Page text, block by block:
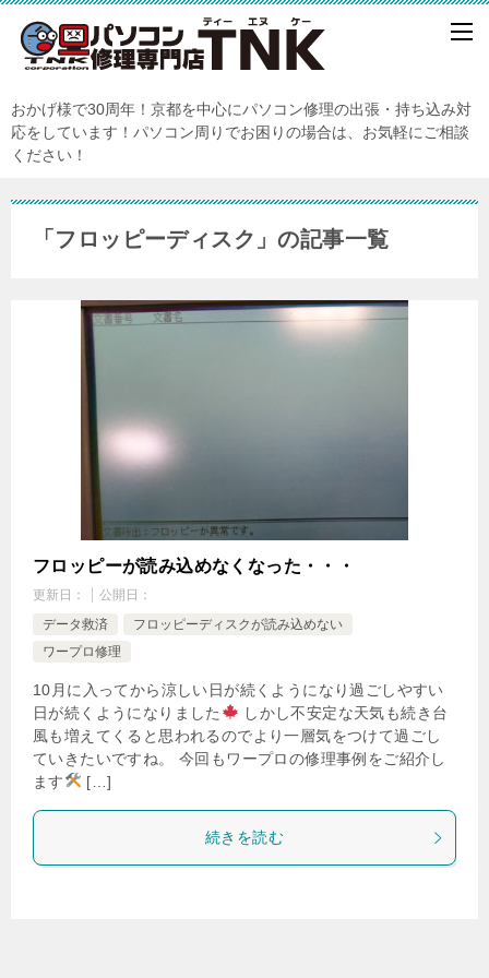
おかげ様で30周年！京都を中心にパソコン修理の出張・持ち込み対
応をしています！パソコン周りでお困りの場合は、お気軽にご相談
ください！
「フロッピーディスク」の記事一覧
フロッピーが読み込めなくなった・・・
更新日：
公開日：
データ救済
フロッピーディスクが読み込めない
ワープロ修理
10月に入ってから涼しい日が続くようになり過ごしやすい
日が続くようになりました
しかし不安定な天気も続き台
風も増えてくると思われるのでより一層気をつけて過ごし
ていきたいですね。 今回もワープロの修理事例をご紹介し
ます
[…]
続きを読む